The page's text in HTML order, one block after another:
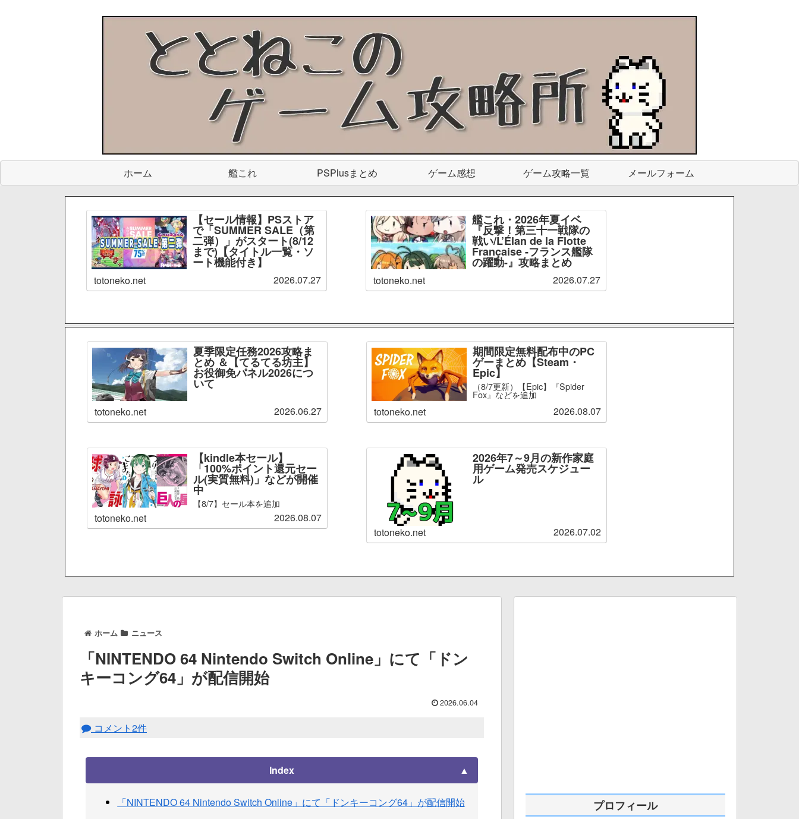
ホーム 艦これ PSPlusまとめ ゲーム感想 ゲーム攻略一覧 メールフォーム
【セール情報】PSストア
で「SUMMER SALE（第
二弾）」がスタート(8/12
まで)【タイトル一覧・ソ
ート機能付き】
totoneko.net 2026.07.27
艦これ・2026年夏イベ
『反撃！第三十一戦隊の
戦い/L’Élan de la Flotte
Française -フランス艦隊
の躍動-』攻略まとめ
totoneko.net 2026.07.27
夏季限定任務2026攻略ま
とめ ＆【てるてる坊主】
お役御免パネル2026につ
いて
totoneko.net 2026.06.27
【kindle本セール】
「100%ポイント還元セー
ル(実質無料)」などが開催
中
【8/7】セール本を追加
totoneko.net 2026.08.07
期間限定無料配布中のPC
ゲーまとめ【Steam・
Epic】
（8/7更新）【Epic】『Spider
Fox』などを追加
totoneko.net 2026.08.07
2026年7～9月の新作家庭
用ゲーム発売スケジュー
ル
totoneko.net 2026.07.02
ホーム ニュース
「NINTENDO 64 Nintendo Switch Online」にて「ドン
キーコング64」が配信開始
2026.06.04
コメント2件
Index
「NINTENDO 64 Nintendo Switch Online」にて「ドンキーコング64」が配信開始
プロフィール